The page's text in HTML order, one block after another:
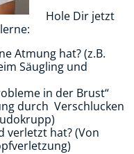
Hole Dir jetzt
Atmung hat? (z.B.
Säugling und
in der Brust“
durch Verschlucken
verletzt hat? (Von